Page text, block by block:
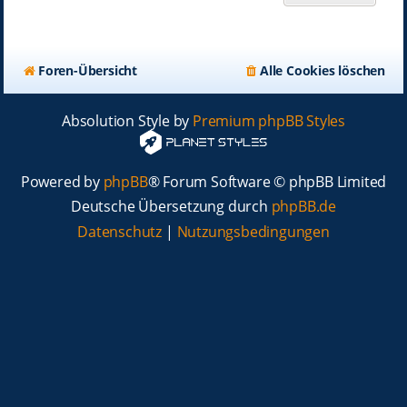
Foren-Übersicht Alle Cookies löschen
Absolution Style by Premium phpBB Styles
Powered by phpBB® Forum Software © phpBB Limited
Deutsche Übersetzung durch phpBB.de
Datenschutz | Nutzungsbedingungen